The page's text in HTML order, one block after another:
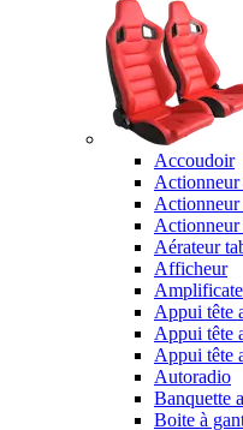
Accoudoir
Actionneur
Actionneur
Actionneur
Aérateur
Afficheur
Appui tête
Appui tête
Appui tête
Autoradio
Banquette
Boite à